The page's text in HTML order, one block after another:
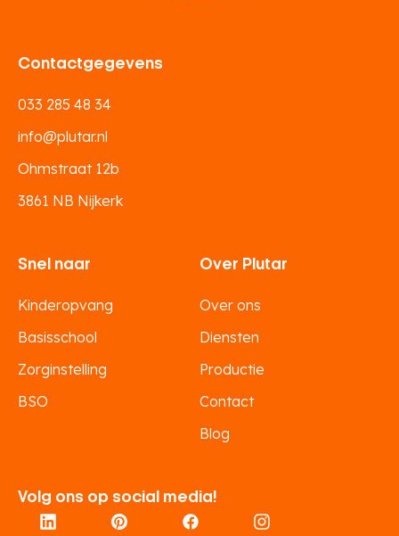
Volg ons op social media!
Contactgegevens
033 285 48 34
info@plutar.nl
Ohmstraat 12b
3861 NB Nijkerk
Snel naar
Kinderopvang
Basisschool
Zorginstelling
BSO
Over Plutar
Over ons
Diensten
Productie
Contact
Blog